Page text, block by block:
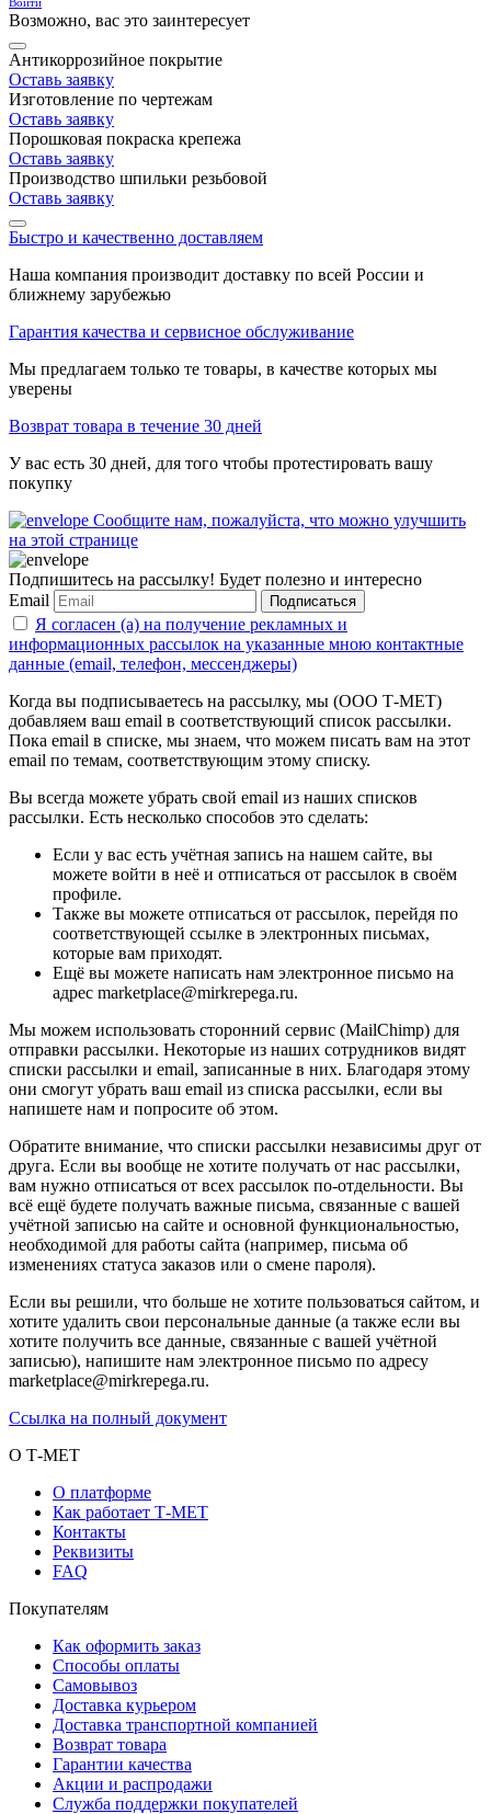
Возможно, вас это заинтересует
Антикоррозийное покрытие
Оставь заявку
Изготовление по чертежам
Оставь заявку
Порошковая покраска крепежа
Оставь заявку
Производство шпильки резьбовой
Оставь заявку
Быстро и качественно доставляем
Наша компания производит доставку по всей России и
ближнему зарубежью
Гарантия качества и сервисное обслуживание
Мы предлагаем только те товары, в качестве которых мы
уверены
Возврат товара в течение 30 дней
У вас есть 30 дней, для того чтобы протестировать вашу
покупку
Сообщите нам, пожалуйста, что можно улучшить
на этой странице
Подпишитесь на рассылку! Будет полезно и интересно
Email
Подписаться
Я согласен (а) на получение рекламных и
информационных рассылок на указанные мною контактные
данные (email, телефон, мессенджеры)
Когда вы подписываетесь на рассылку, мы (ООО Т-МЕТ)
добавляем ваш email в соответствующий список рассылки.
Пока email в списке, мы знаем, что можем писать вам на этот
email по темам, соответствующим этому списку.
Вы всегда можете убрать свой email из наших списков
рассылки. Есть несколько способов это сделать:
Если у вас есть учётная запись на нашем сайте, вы
можете войти в неё и отписаться от рассылок в своём
профиле.
Также вы можете отписаться от рассылок, перейдя по
соответствующей ссылке в электронных письмах,
которые вам приходят.
Ещё вы можете написать нам электронное письмо на
адрес marketplace@mirkrepega.ru.
Мы можем использовать сторонний сервис (MailChimp) для
отправки рассылки. Некоторые из наших сотрудников видят
списки рассылки и email, записанные в них. Благодаря этому
они смогут убрать ваш email из списка рассылки, если вы
напишете нам и попросите об этом.
Обратите внимание, что списки рассылки независимы друг от
друга. Если вы вообще не хотите получать от нас рассылки,
вам нужно отписаться от всех рассылок по-отдельности. Вы
всё ещё будете получать важные письма, связанные с вашей
учётной записью на сайте и основной функциональностью,
необходимой для работы сайта (например, письма об
изменениях статуса заказов или о смене пароля).
Если вы решили, что больше не хотите пользоваться сайтом, и
хотите удалить свои персональные данные (а также если вы
хотите получить все данные, связанные с вашей учётной
записью), напишите нам электронное письмо по адресу
marketplace@mirkrepega.ru.
Ссылка на полный документ
О Т-МЕТ
О платформе
Как работает Т-МЕТ
Контакты
Реквизиты
FAQ
Покупателям
Как оформить заказ
Способы оплаты
Самовывоз
Доставка курьером
Доставка транспортной компанией
Возврат товара
Гарантии качества
Акции и распродажи
Служба поддержки покупателей